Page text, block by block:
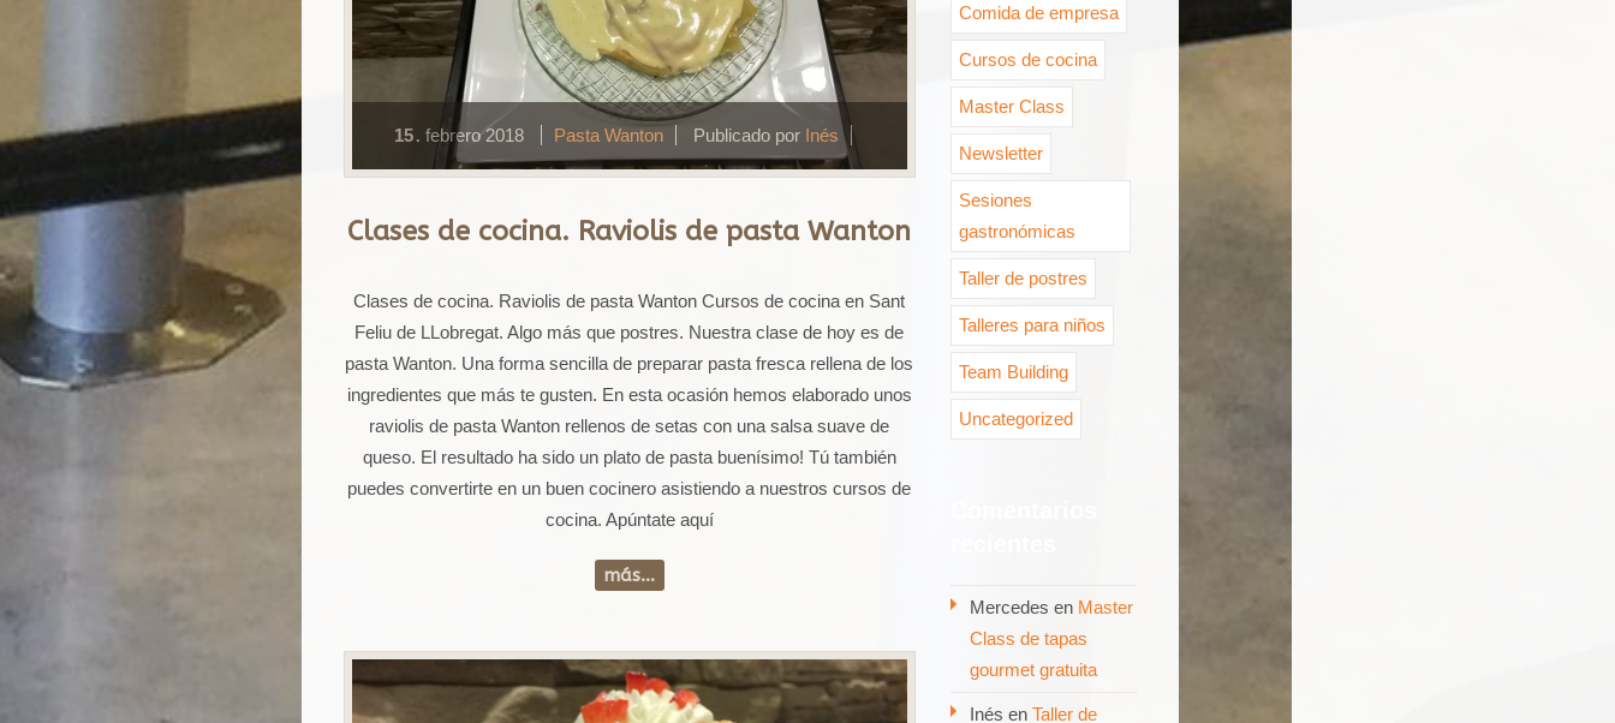
Clases de cocina. Raviolis de pasta Wanton
15 . febrero2018 Pasta Wanton Publicado por Inés
Clases de cocina. Raviolis de pasta Wanton Cursos de cocina en Sant
Feliu de LLobregat. Algo más que postres. Nuestra clase de hoy es de
pasta Wanton. Una forma sencilla de preparar pasta fresca rellena de los
ingredientes que más te gusten. En esta ocasión hemos elaborado unos
raviolis de pasta Wanton rellenos de setas con una salsa suave de
queso. El resultado ha sido un plato de pasta buenísimo! Tú también
puedes convertirte en un buen cocinero asistiendo a nuestros cursos de
cocina. Apúntate aquí
más...
Comida de empresa
Cursos de cocina
Master Class
Newsletter
Sesiones
gastronómicas
Taller de postres
Talleres para niños
Team Building
Uncategorized
Mercedes en Master
Class de tapas
gourmet gratuita
Inés en Taller de